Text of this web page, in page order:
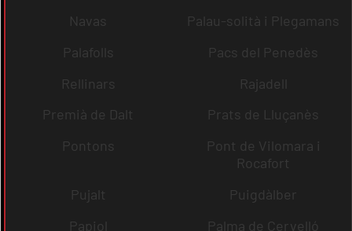
Navas
Palau-solità i Plegamans
Palafolls
Pacs del Penedès
Rellinars
Rajadell
Premià de Dalt
Prats de Lluçanès
Pontons
Pont de Vilomara i
Rocafort
Pujalt
Puigdàlber
Papiol
Palma de Cervelló